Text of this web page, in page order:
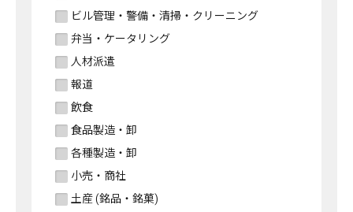
ビル管理・警備・清掃・クリーニング
弁当・ケータリング
人材派遣
報道
飲食
食品製造・卸
各種製造・卸
小売・商社
土産 (銘品・銘菓)